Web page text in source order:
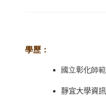
學歷：
國立彰化師
靜宜大學資